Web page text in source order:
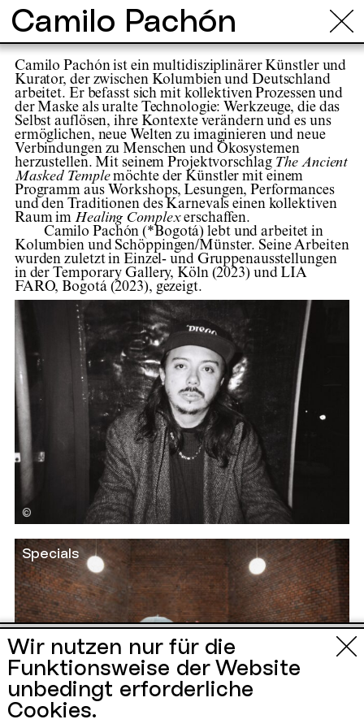
Camilo Pachón
Camilo Pachón ist ein multidisziplinärer Künstler und
Kurator, der zwischen Kolumbien und Deutschland
arbeitet. Er befasst sich mit kollektiven Prozessen und
der Maske als uralte Technologie: Werkzeuge, die das
Selbst auflösen, ihre Kontexte verändern und es uns
ermöglichen, neue Welten zu imaginieren und neue
Verbindungen zu Menschen und Ökosystemen
herzustellen. Mit seinem Projektvorschlag The Ancient
Masked Templemöchte der Künstler mit einem
Programm aus Workshops, Lesungen, Performances
und den Traditionen des Karnevals einen kollektiven
Raum imHealing Complexerschaffen.
Camilo Pachón (*Bogotá) lebt und arbeitet in
Kolumbien und Schöppingen/Münster. Seine Arbeiten
wurden zuletzt in Einzel- und Gruppenausstellungen
in der Temporary Gallery, Köln (2023) und LIA
FARO, Bogotá (2023), gezeigt.
©
Specials
Urbane Künste
Ruhr
Wir nutzen nur für die
Funktionsweise der Website
unbedingt erforderliche
Cookies.